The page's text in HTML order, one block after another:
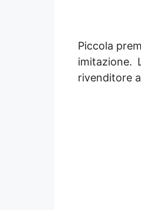
Piccola
imitazione.
rivenditore